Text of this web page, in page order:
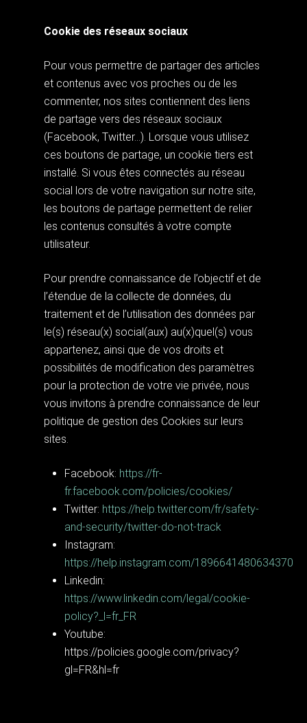
Cookie des réseaux sociaux
Pour vous permettre de partager des articles
et contenus avec vos proches ou de les
commenter, nos sites contiennent des liens
de partage vers des réseaux sociaux
(Facebook, Twitter…). Lorsque vous utilisez
ces boutons de partage, un cookie tiers est
installé. Si vous êtes connectés au réseau
social lors de votre navigation sur notre site,
les boutons de partage permettent de relier
les contenus consultés à votre compte
utilisateur.
Pour prendre connaissance de l’objectif et de
l’étendue de la collecte de données, du
traitement et de l’utilisation des données par
le(s) réseau(x) social(aux) au(x)quel(s) vous
appartenez, ainsi que de vos droits et
possibilités de modification des paramètres
pour la protection de votre vie privée, nous
vous invitons à prendre connaissance de leur
politique de gestion des Cookies sur leurs
sites.
Facebook: https://fr-
fr.facebook.com/policies/cookies/
Twitter: https://help.twitter.com/fr/safety-
and-security/twitter-do-not-track
Instagram:
https://help.instagram.com/1896641480634370
Linkedin:
https://www.linkedin.com/legal/cookie-
policy?_l=fr_FR
Youtube:
https://policies.google.com/privacy?
gl=FR&hl=fr